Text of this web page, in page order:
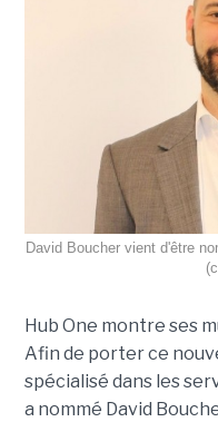
David Boucher vient d'être
Hub One montre ses
Afin de porter ce
spécialisé dans les
a nommé David